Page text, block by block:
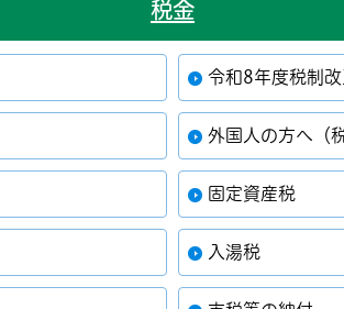
税金
令和8年度税制改
外国人の方へ（
固定資産税
入湯税